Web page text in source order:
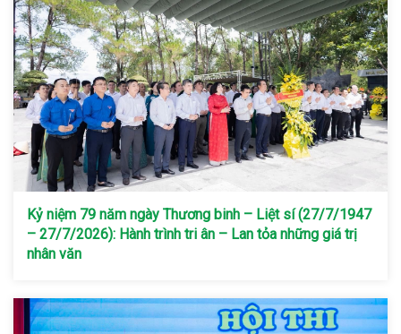
Kỷ niệm 79 năm ngày Thương binh – Liệt sí (27/7/1947
– 27/7/2026): Hành trình tri ân – Lan tỏa những giá trị
nhân văn